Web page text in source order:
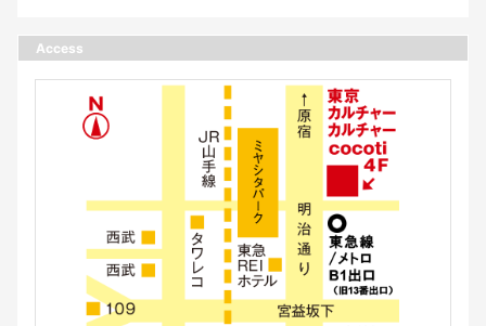
Access